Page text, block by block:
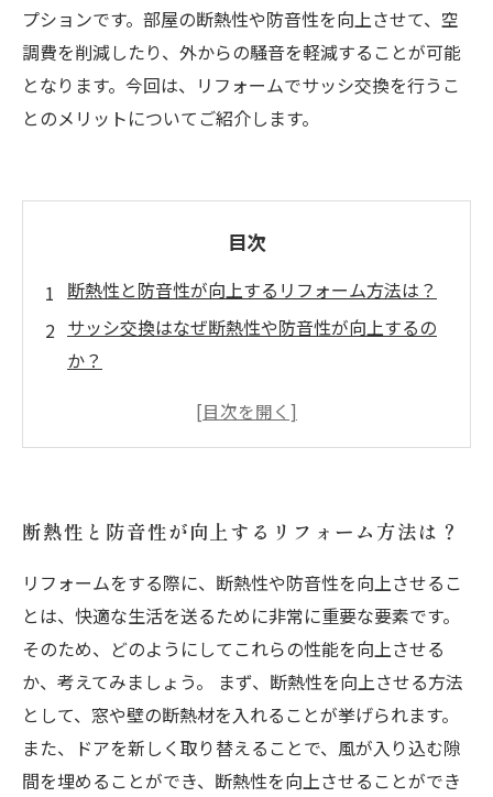
プションです。部屋の断熱性や防音性を向上させて、空
調費を削減したり、外からの騒音を軽減することが可能
となります。今回は、リフォームでサッシ交換を行うこ
とのメリットについてご紹介します。
目次
断熱性と防音性が向上するリフォーム方法は？
サッシ交換はなぜ断熱性や防音性が向上するの
か？
サッシ交換で快適で静かな暮らしを手に入れよ
断熱性と防音性が向上するリフォーム方法は？
リフォームをする際に、断熱性や防音性を向上させるこ
とは、快適な生活を送るために非常に重要な要素です。
そのため、どのようにしてこれらの性能を向上させる
か、考えてみましょう。 まず、断熱性を向上させる方法
として、窓や壁の断熱材を入れることが挙げられます。
また、ドアを新しく取り替えることで、風が入り込む隙
間を埋めることができ、断熱性を向上させることができ